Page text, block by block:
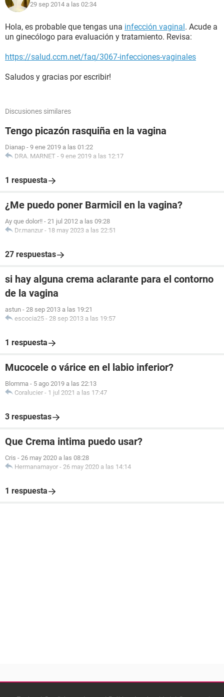
29 sep 2014 a las 02:34
Hola, es probable que tengas una infección vaginal. Acude a
un ginecólogo para evaluación y tratamiento. Revisa:
https://salud.ccm.net/faq/3067-infecciones-vaginales
Saludos y gracias por escribir!
Discusiones similares
Tengo picazón rasquiña en la vagina
Dianap - 9 ene 2019 a las 01:22
DRA. MARNET - 9 ene 2019 a las 12:17
1 respuesta
¿Me puedo poner Barmicil en la vagina?
Ay que dolor!! - 21 jul 2012 a las 09:28
Dr.manzur - 18 may 2023 a las 22:51
27 respuestas
si hay alguna crema aclarante para el contorno
de la vagina
astun - 28 sep 2013 a las 19:21
escocia25 - 28 sep 2013 a las 19:57
1 respuesta
Mucocele o várice en el labio inferior?
Blomma - 5 ago 2019 a las 22:13
Coralucier - 1 jul 2021 a las 17:47
3 respuestas
Que Crema intima puedo usar?
Cris - 26 may 2020 a las 08:28
Hermanamayor - 26 may 2020 a las 14:14
1 respuesta